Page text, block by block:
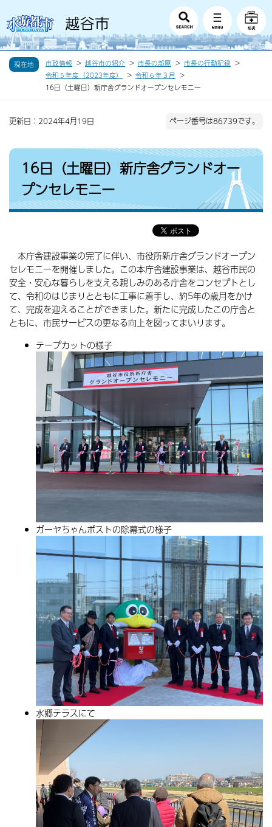
現在地 市政情報 越谷市の紹介 市長の部屋
市長の行動記録
令和５年度（2023年度）
令和６年３月
16日（土曜日）新庁舎グランドオープンセレモニー
更新日：2024年4月19日 ページ番号は86739です。
16日（土曜日）新庁舎グランドオー
プンセレモニー
本庁舎建設事業の完了に伴い、市役所新庁舎グランドオープン
セレモニーを開催しました。この本庁舎建設事業は、越谷市民の
安全・安心な暮らしを支える親しみのある庁舎をコンセプトとし
て、令和のはじまりとともに工事に着手し、約5年の歳月をかけ
て、完成を迎えることができました。新たに完成したこの庁舎と
ともに、市民サービスの更なる向上を図ってまいります。
テープカットの様子
ガーヤちゃんポストの除幕式の様子
水郷テラスにて